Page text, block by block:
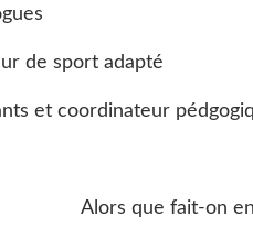
de sport adapté
et coordinateur
Alors que fait-on